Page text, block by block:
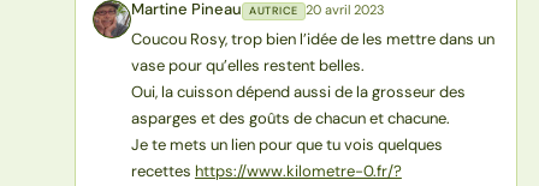
MP Martine Pineau AUTRICE 20 avril 2023
Coucou Rosy, trop bien l’idée de les mettre dans un
vase pour qu’elles restent belles.
Oui, la cuisson dépend aussi de la grosseur des
asparges et des goûts de chacun et chacune.
Je te mets un lien pour que tu vois quelques
recettes https://www.kilometre-0.fr/?